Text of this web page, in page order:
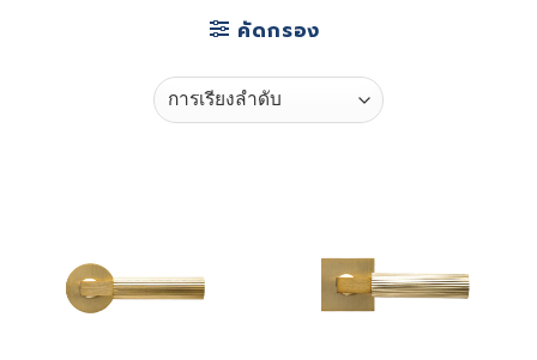
คัดกรอง